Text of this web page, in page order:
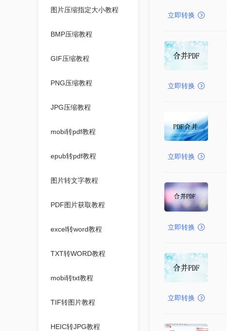
图片压缩指定大小教程
BMP压缩教程
GIF压缩教程
PNG压缩教程
JPG压缩教程
mobi转pdf教程
epub转pdf教程
图片转文字教程
PDF图片获取教程
excel转word教程
TXT转WORD教程
mobi转txt教程
TIF转图片教程
HEIC转JPG教程
立即转换
立即转换
立即转换
立即转换
立即转换